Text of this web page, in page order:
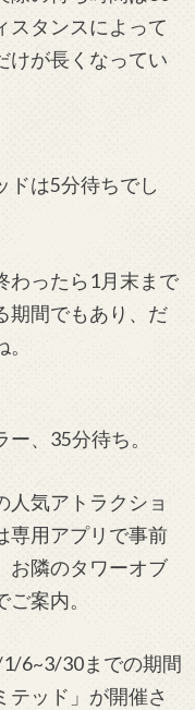
スタンスによって
けが長くなってい
ドは5分待ちでし
わったら1月末まで
期間でもあり、だ
、35分待ち。
人気アトラクショ
専用アプリで事前
お隣のタワーオブ
案内。
6~3/30までの期間
テッド」が開催さ